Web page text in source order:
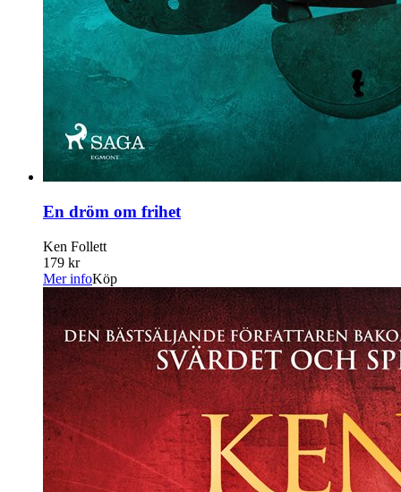
En dröm om frihet
Ken Follett
179 kr
Mer infoKöp